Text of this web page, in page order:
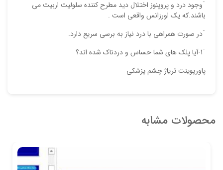
¨وجود درد و پروپنوز اختلال دید مطرح کننده سلولیت اربیت می
باشند.که یک اورزانس واقعی است .
¨در صورت همراهی با درد نیاز به برسی سریع دارد.
¨1-آیا پلک های شما حساس و دردناک شده اند؟
پاورپوینت تریاژ چشم پزشکی
محصولات مشابه